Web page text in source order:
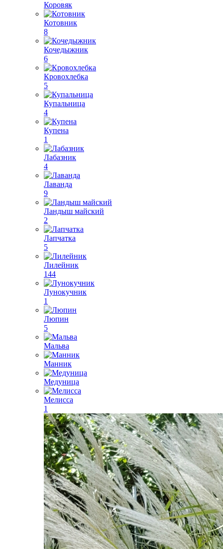
Коровяк
Котовник
8
Кочедыжник
6
Кровохлебка
5
Купальница
4
Купена
1
Лабазник
4
Лаванда
9
Ландыш майский
2
Лапчатка
5
Лилейник
144
Лунокучник
1
Люпин
5
Мальва
Манник
Медуница
Мелисса
1